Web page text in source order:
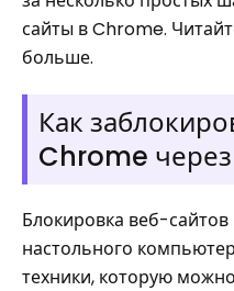
сайты в Chrome.
больше.
Как
Chrome
Блокировка веб-
настольного
техники, которую